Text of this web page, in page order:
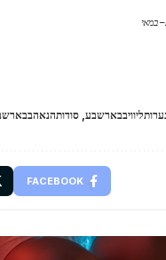
– במאי
,
FACEBOOK